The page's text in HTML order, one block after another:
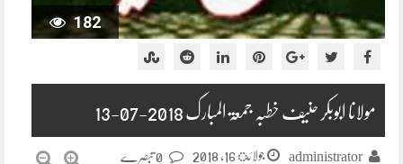
182
مولانا ابوبکر حنیف خطبہ جمعۃ المبارک 2018-07-13
administrator جولائ 16, 2018